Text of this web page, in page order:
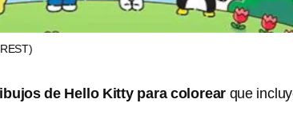
de Hello Kitty para colorear que